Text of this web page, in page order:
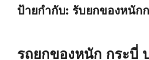
ป้ายกำกับ: รับยกของหนัก
รถยกของหนัก กระบี่